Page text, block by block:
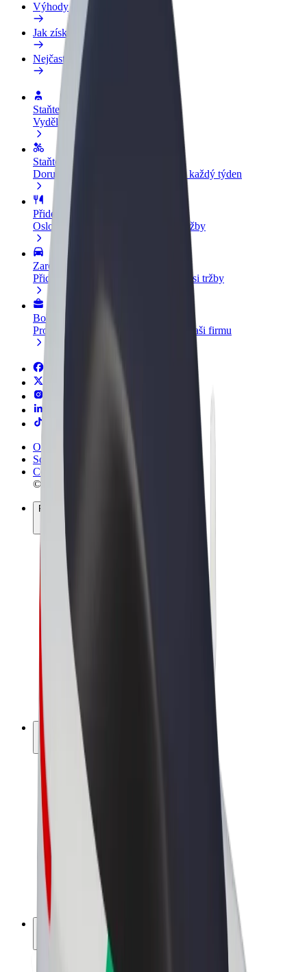
Výhody
Jak získat členství
Nejčastější otázky
Staňte se řidičem
Vydělávejte podle sebe
Staňte se kurýrem
Doručujte jídlo a dostávejte výplatu každý týden
Přidejte restauraci nebo obchod
Oslovte více zákazníků a zvyšte si tržby
Zaregistrujte se jako flotilový partner
Přidejte svou flotilu k Boltu a zvyšte si tržby
Bolt for Business
Produkty a služby Boltu přesně pro vaši firmu
Obchodní podmínky
Soukromí
Cookies
© 2026 Bolt Technology OÜ
Produkty
Jízdy
Koloběžky
Bolt Market
Bolt Food
Bolt Drive
Bolt for Business
E-kola
Bolt Plus
Vydělávejte s Boltem
Řidiči
Výdělky řidiče
Výdělky kurýra
Partneři Bolt Food
Společnost